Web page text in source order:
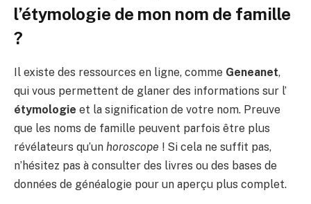
l’étymologie de mon nom de famille
?
Il existe des ressources en ligne, comme Geneanet,
qui vous permettent de glaner des informations sur l’
étymologie et la signification de votre nom. Preuve
que les noms de famille peuvent parfois être plus
révélateurs qu’un horoscope ! Si cela ne suffit pas,
n’hésitez pas à consulter des livres ou des bases de
données de généalogie pour un aperçu plus complet.